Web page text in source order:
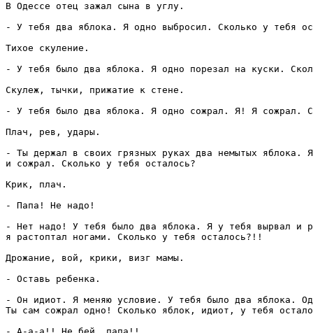
В Одессе отец зажал сына в углу.
- У тебя два яблока. Я одно выбросил. Сколько у тебя
Тихое скуление.
- У тебя было два яблока. Я одно порезал на куски.
Скулеж, тычки, прижатие к стене.
- У тебя было два яблока. Я одно сожрал. Я! Я сожрал.
Плач, рев, удары.
- Ты держал в своих грязных руках два немытых яблока.
и сожрал. Сколько у тебя осталось?
Крик, плач.
- Папа! Не надо!
- Нет надо! У тебя было два яблока. Я у тебя вырвал и
я растоптал ногами. Сколько у тебя осталось?!!
Дрожание, вой, крики, визг мамы.
- Оставь ребенка.
- Он идиот. Я меняю условие. У тебя было два яблока.
Ты сам сожрал одно! Сколько яблок, идиот, у тебя